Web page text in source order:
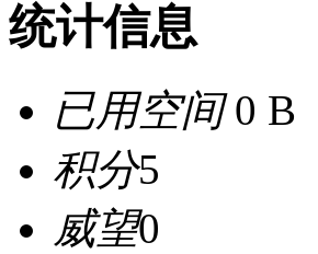
统计信息
已用空间0 B
积分5
威望0